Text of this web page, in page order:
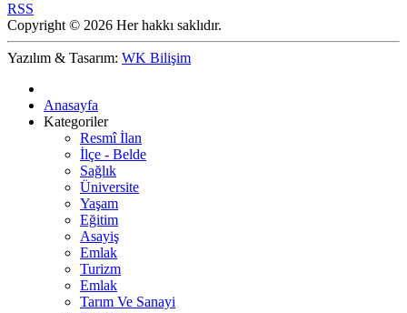
RSS
Copyright © 2026 Her hakkı saklıdır.
Yazılım & Tasarım: WK Bilişim
Anasayfa
Kategoriler
Resmî İlan
İlçe - Belde
Sağlık
Üniversite
Yaşam
Eğitim
Asayiş
Emlak
Turizm
Emlak
Tarım Ve Sanayi